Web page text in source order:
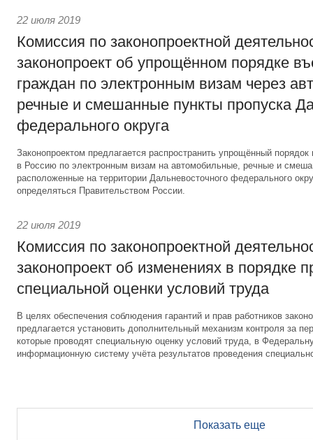
22 июля 2019
Комиссия по законопроектной
законопроект об упрощённом порядке
граждан по электронным визам через
речные и смешанные пункты пропуска
федерального округа
Законопроектом предлагается распространить упрощённый
в Россию по электронным визам на автомобильные, речные и
расположенные на территории Дальневосточного федерального
определяться Правительством России.
22 июля 2019
Комиссия по законопроектной
законопроект об изменениях в порядке
специальной оценки условий труда
В целях обеспечения соблюдения гарантий и прав работников
предлагается установить дополнительный механизм контроля за
которые проводят специальную оценку условий труда, в
информационную систему учёта результатов проведения
Показать еще